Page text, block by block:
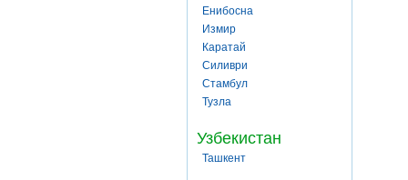
Енибосна
Измир
Каратай
Силиври
Стамбул
Тузла
Узбекистан
Ташкент